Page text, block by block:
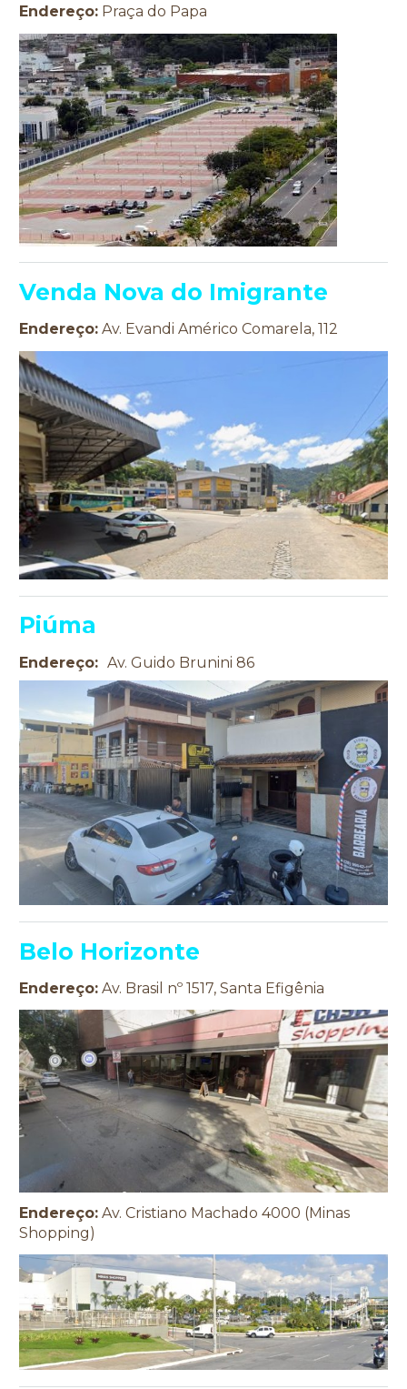
Endereço: Praça do Papa
Venda Nova do Imigrante
Endereço: Av. Evandi Américo Comarela, 112
Piúma
Endereço: Av. Guido Brunini 86
Belo Horizonte
Endereço: Av. Brasil nº 1517, Santa Efigênia
Endereço: Av. Cristiano Machado 4000 (Minas
Shopping)